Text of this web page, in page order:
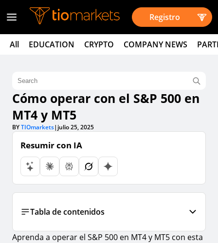
Registro
All EDUCATION CRYPTO COMPANY NEWS
Cómo operar con el S&P 500 en
MT4 y MT5
BYTIOmarkets| julio 25, 2025
Resumir con IA
Tabla de contenidos
Cómo operar el S&P 500 en MT4 y MT5
Aprenda a operar el S&P 500 en MT4 y MT5 con esta